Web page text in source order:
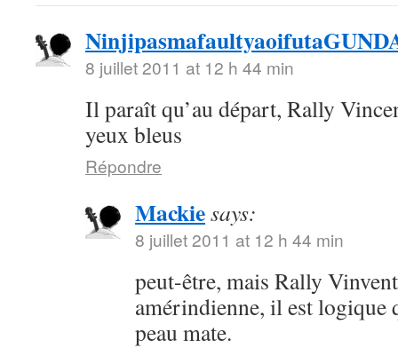
8 juillet 2011 at 12 h 44 min
Il paraît qu’au départ, Rally
yeux bleus
Répondre
Mackiesays:
8 juillet 2011 at 12 h 44 min
peut-être, mais Rally
amérindienne, il est logique
peau mate.